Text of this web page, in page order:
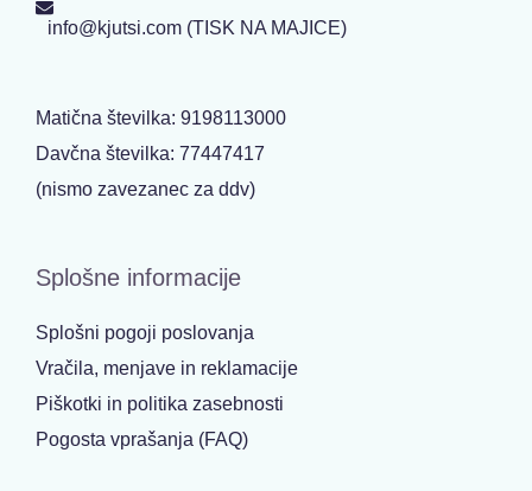
info@kjutsi.com (TISK NA MAJICE)
Matična številka: 9198113000
Davčna številka: 77447417
(nismo zavezanec za ddv)
Splošne informacije
Splošni pogoji poslovanja
Vračila, menjave in reklamacije
Piškotki in politika zasebnosti
Pogosta vprašanja (FAQ)